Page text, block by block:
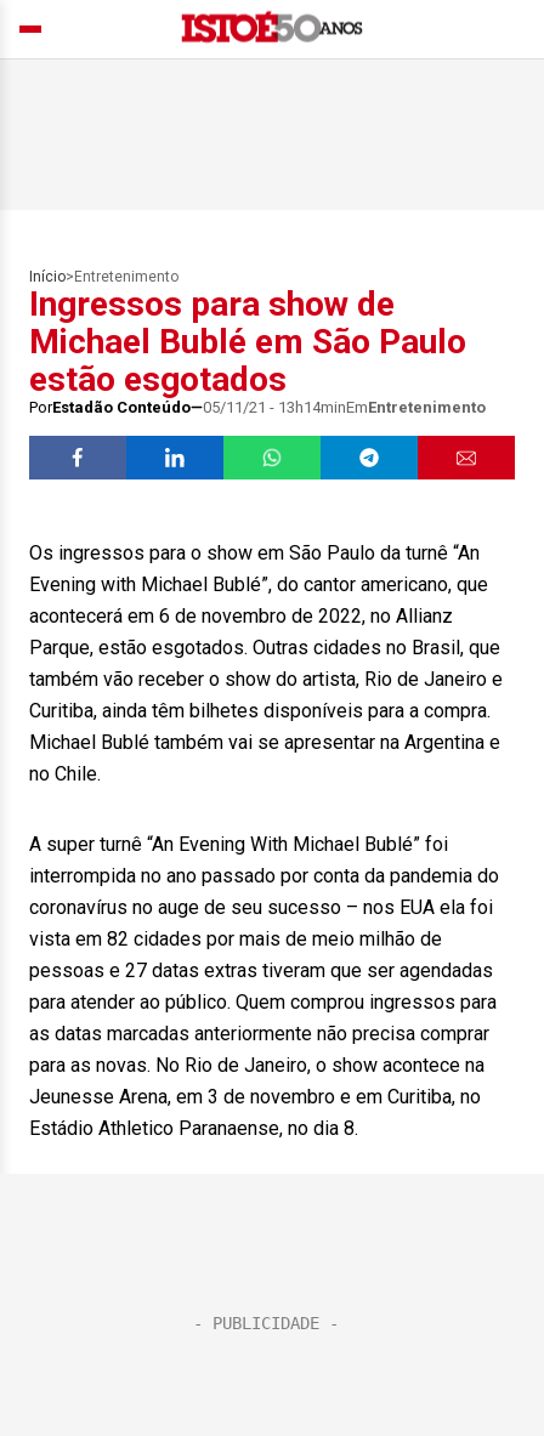
Início> Entretenimento
Ingressos para show de
Michael Bublé em São Paulo
estão esgotados
PorEstadão Conteúdo 05/11/21 - 13h14minEmEntretenimento
Os ingressos para o show em São Paulo da turnê “An
Evening with Michael Bublé”, do cantor americano, que
acontecerá em 6 de novembro de 2022, no Allianz
Parque, estão esgotados. Outras cidades no Brasil, que
também vão receber o show do artista, Rio de Janeiro e
Curitiba, ainda têm bilhetes disponíveis para a compra.
Michael Bublé também vai se apresentar na Argentina e
no Chile.
A super turnê “An Evening With Michael Bublé” foi
interrompida no ano passado por conta da pandemia do
coronavírus no auge de seu sucesso – nos EUA ela foi
vista em 82 cidades por mais de meio milhão de
pessoas e 27 datas extras tiveram que ser agendadas
para atender ao público. Quem comprou ingressos para
as datas marcadas anteriormente não precisa comprar
para as novas. No Rio de Janeiro, o show acontece na
Jeunesse Arena, em 3 de novembro e em Curitiba, no
Estádio Athletico Paranaense, no dia 8.